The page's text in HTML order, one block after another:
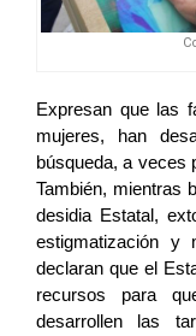
Expresan que las
mujeres, han
búsqueda, a veces
También, mientras
desidia Estatal,
estigmatización y
declaran que el
recursos para
desarrollen las